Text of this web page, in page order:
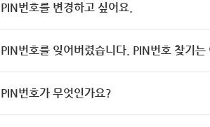
PIN번호를 변경하고 싶어요.
PIN번호를 잊어버렸습니다. PIN번호 찾기는
PIN번호가 무엇인가요?